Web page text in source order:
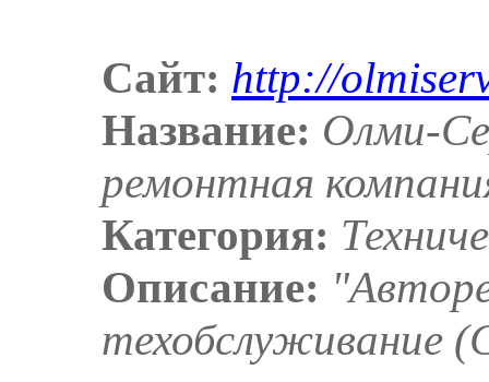
Сайт: http://
Название: Олми-
ремонтная
Категория:
Описание:
техобслуживание